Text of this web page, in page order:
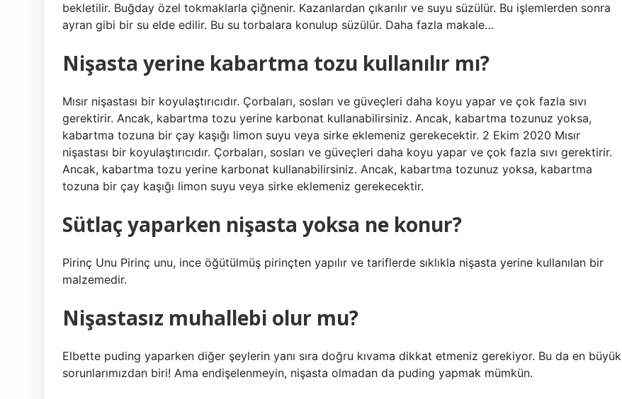
bekletilir. Buğday özel tokmaklarla çiğnenir. Kazanlardan çıkarılır ve suyu süzülür. Bu işlemlerden sonra
ayran gibi bir su elde edilir. Bu su torbalara konulup süzülür. Daha fazla makale…
Nişasta yerine kabartma tozu kullanılır mı?
Mısır nişastası bir koyulaştırıcıdır. Çorbaları, sosları ve güveçleri daha koyu yapar ve çok fazla sıvı
gerektirir. Ancak, kabartma tozu yerine karbonat kullanabilirsiniz. Ancak, kabartma tozunuz yoksa,
kabartma tozuna bir çay kaşığı limon suyu veya sirke eklemeniz gerekecektir. 2 Ekim 2020 Mısır
nişastası bir koyulaştırıcıdır. Çorbaları, sosları ve güveçleri daha koyu yapar ve çok fazla sıvı gerektirir.
Ancak, kabartma tozu yerine karbonat kullanabilirsiniz. Ancak, kabartma tozunuz yoksa, kabartma
tozuna bir çay kaşığı limon suyu veya sirke eklemeniz gerekecektir.
Sütlaç yaparken nişasta yoksa ne konur?
Pirinç Unu Pirinç unu, ince öğütülmüş pirinçten yapılır ve tariflerde sıklıkla nişasta yerine kullanılan bir
malzemedir.
Nişastasız muhallebi olur mu?
Elbette puding yaparken diğer şeylerin yanı sıra doğru kıvama dikkat etmeniz gerekiyor. Bu da en büyük
sorunlarımızdan biri! Ama endişelenmeyin, nişasta olmadan da puding yapmak mümkün.